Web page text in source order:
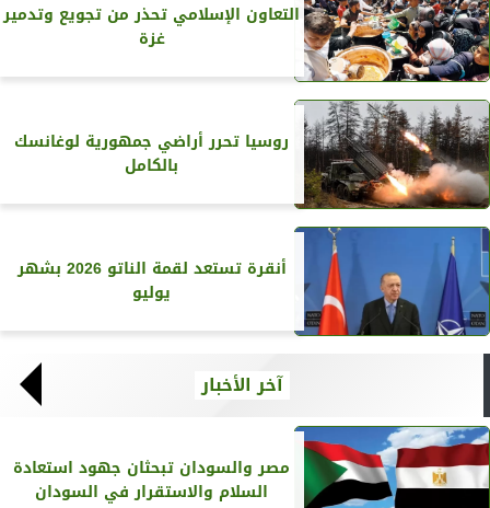
التعاون الإسلامي تحذر من تجويع وتدمير
غزة
روسيا تحرر أراضي جمهورية لوغانسك
بالكامل
أنقرة تستعد لقمة الناتو 2026 بشهر
يوليو
آخر الأخبار
مصر والسودان تبحثان جهود استعادة
السلام والاستقرار في السودان